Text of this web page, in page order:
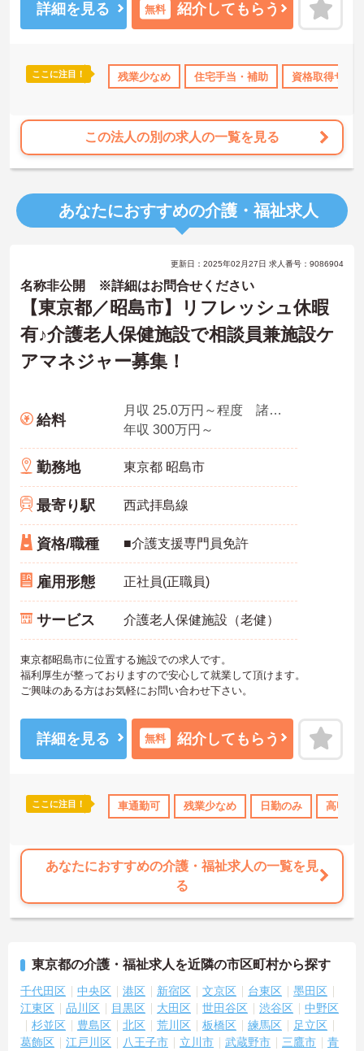
住宅手当・補助 資格取得サポート 産休･育休･介護休暇取得
と働きやすく、育休取得率100%・育児短時間勤務（小学4年生ま
で）・有給取得実績14日と、家庭との両立を長期的にサポートする
家試験対策講座やケアマネ対策講座も自社開講しています。多職種
チームケアの中で専門性を高めながら、ケアマネジャーや生活相談
★おすすめPOINT★
【日本生命グループの大手企業・成長ができる環境です】
・介護福祉士を取得すると資格手当がプラスされ、プラチナ介護職
（4資格）に認定されると月38,000円の手当が加算される仕組みが整
っています
・介護福祉士国家試験対策講座・認知症ケア専門士対策・ケアマネ
【残業月4.3時間、給与と働きやすさを両立している職場です】
・賞与年2回・定期昇給、夜勤手当・家族手当・住宅手当など各種手
当が充実しています
・残業は月平均4.3時間と業界水準を大きく下回っており、有給休暇
取得実績14日と休みも取りやすい環境です
・年間休日111日以上・シフトは柔軟に対応しており、有給と組み合
可能、また、睡眠センサー・アレクサ等IoT機器を活用し、業務効率
化と質の高いケアを両立しています
・従業員満足度調査を定期実施し、スタッフの声を制度に反映する
文化があります
・エリアマネージャー・社長が定期的にホームを周り、スタッフと
直接意見交換をしています
【育児・家庭との両立を本気でサポートしている職場です】
・育休取得率100%・育休後就業復帰率100%と、育児と仕事を両立
できる体制が整っています
・育児短時間勤務が小学4年生まで利用でき、法令より長い期間サポ
ートを受けることができます
・「くるみん」「えるぼし」「トモニン」の3つの厚生労働省認定を
詳細を見る 無料 紹介してもらう
ここに注目！ 残業少なめ 住宅手当・補助 資格取得サポ
この法人の別の求人の一覧を見る
あなたにおすすめの介護・福祉求人
更新日：2025年02月27日 求人番号：9086904
名称非公開 ※詳細はお問合せください
【東京都／昭島市】リフレッシュ休暇
有♪介護老人保健施設で相談員兼施設ケ
アマネジャー募集！
給料
月収 25.0万円～程度 諸手当込
年収 300万円～
勤務地 東京都 昭島市
最寄り駅 西武拝島線
資格/職種 ■介護支援専門員免許
雇用形態 正社員(正職員)
サービス 介護老人保健施設（老健）
東京都昭島市に位置する施設での求人です。
福利厚生が整っておりますので安心して就業して頂けます。
ご興味のある方はお気軽にお問い合わせ下さい。
詳細を見る 無料 紹介してもらう
ここに注目！ 車通勤可 残業少なめ 日勤のみ 高収入
あなたにおすすめの介護・福祉求人の一覧を見
る
東京都の介護・福祉求人を近隣の市区町村から探す
千代田区 中央区 港区 新宿区 文京区 台東区
墨田区
江東区
品川区 目黒区 大田区 世田谷区 渋谷区
中野区
杉並区
豊島区 北区 荒川区 板橋区 練馬区
足立区
葛飾区
江戸川区 八王子市 立川市 武蔵野市 三鷹市 青